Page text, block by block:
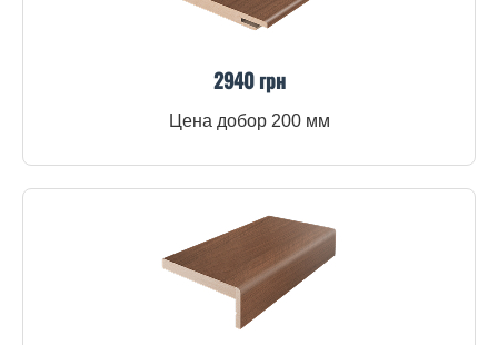
2940 грн
Цена добор 200 мм